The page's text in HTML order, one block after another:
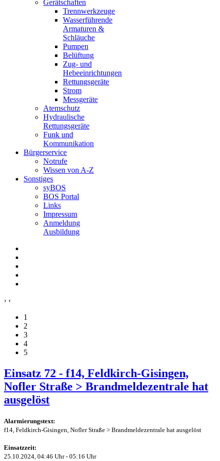
Gerätschaften
Trennwerkzeuge
Wasserführende
Armaturen &
Schläuche
Pumpen
Belüftung
Zug- und
Hebeeinrichtungen
Rettungsgeräte
Strom
Messgeräte
Atemschutz
Hydraulische
Rettungsgeräte
Funk und
Kommunikation
Bürgerservice
Notrufe
Wissen von A-Z
Sonstiges
syBOS
BOS Portal
Links
Impressum
Anmeldung
Ausbildung
› ‹
1
2
3
4
5
Einsatz 72 - f14, Feldkirch-Gisingen,
Nofler Straße > Brandmeldezentrale hat
ausgelöst
Alarmierungstext:
f14, Feldkirch-Gisingen, Nofler Straße > Brandmeldezentrale hat ausgelöst
Einsatzzeit:
25.10.2024, 04:46 Uhr - 05:16 Uhr